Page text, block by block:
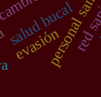
salud bucal
evasión